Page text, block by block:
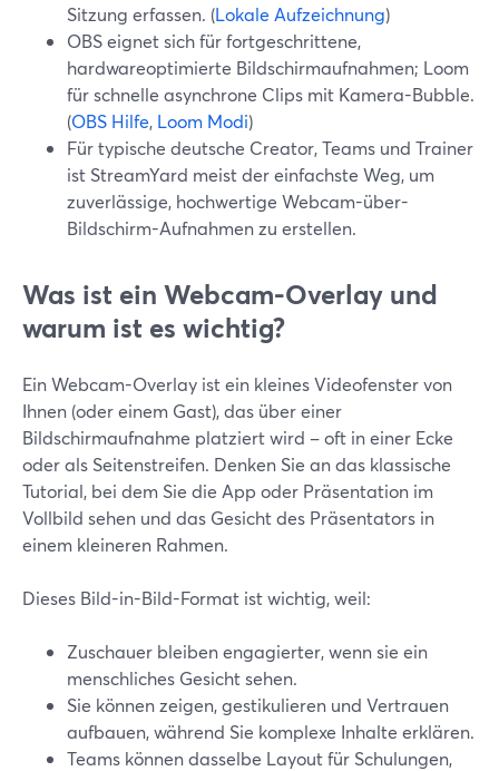
Sitzung erfassen. (Lokale Aufzeichnung)
OBS eignet sich für fortgeschrittene,
hardwareoptimierte Bildschirmaufnahmen; Loom
für schnelle asynchrone Clips mit Kamera-Bubble.
(OBS Hilfe, Loom Modi)
Für typische deutsche Creator, Teams und Trainer
ist StreamYard meist der einfachste Weg, um
zuverlässige, hochwertige Webcam-über-
Bildschirm-Aufnahmen zu erstellen.
Was ist ein Webcam-Overlay und
warum ist es wichtig?
Ein Webcam-Overlay ist ein kleines Videofenster von
Ihnen (oder einem Gast), das über einer
Bildschirmaufnahme platziert wird – oft in einer Ecke
oder als Seitenstreifen. Denken Sie an das klassische
Tutorial, bei dem Sie die App oder Präsentation im
Vollbild sehen und das Gesicht des Präsentators in
einem kleineren Rahmen.
Dieses Bild-in-Bild-Format ist wichtig, weil:
Zuschauer bleiben engagierter, wenn sie ein
menschliches Gesicht sehen.
Sie können zeigen, gestikulieren und Vertrauen
aufbauen, während Sie komplexe Inhalte erklären.
Teams können dasselbe Layout für Schulungen,